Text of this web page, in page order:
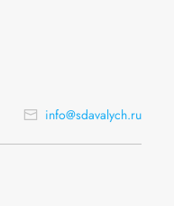
info@sdavalych.ru